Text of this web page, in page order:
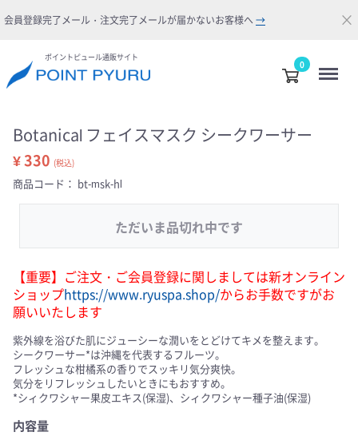
会員登録完了メール・注文完了メールが届かないお客様へ → ×
ポイントピュール通販サイト
0
Botanical フェイスマスク シークワーサー
¥ 330 (税込)
商品コード： bt-msk-hl
ただいま品切れ中です
【重要】ご注文・ご会員登録に関しましては新オンライン
ショップhttps://www.ryuspa.shop/からお手数ですがお
願いいたします
紫外線を浴びた肌にジューシーな潤いをとどけてキメを整えます。
シークワーサー*は沖縄を代表するフルーツ。
フレッシュな柑橘系の香りでスッキリ気分爽快。
気分をリフレッシュしたいときにもおすすめ。
*シィクワシャー果皮エキス(保湿)、シィクワシャー種子油(保湿)
内容量